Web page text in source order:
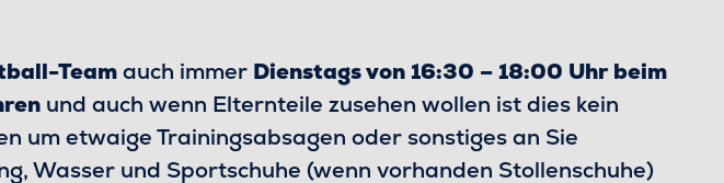
Teamauch immer Dienstags von 16:30 – 18:00 Uhr beim
und auch wenn Elternteile zusehen wollen ist dies kein
um etwaige Trainingsabsagen oder sonstiges an Sie
Wasser und Sportschuhe (wenn vorhanden Stollenschuhe)